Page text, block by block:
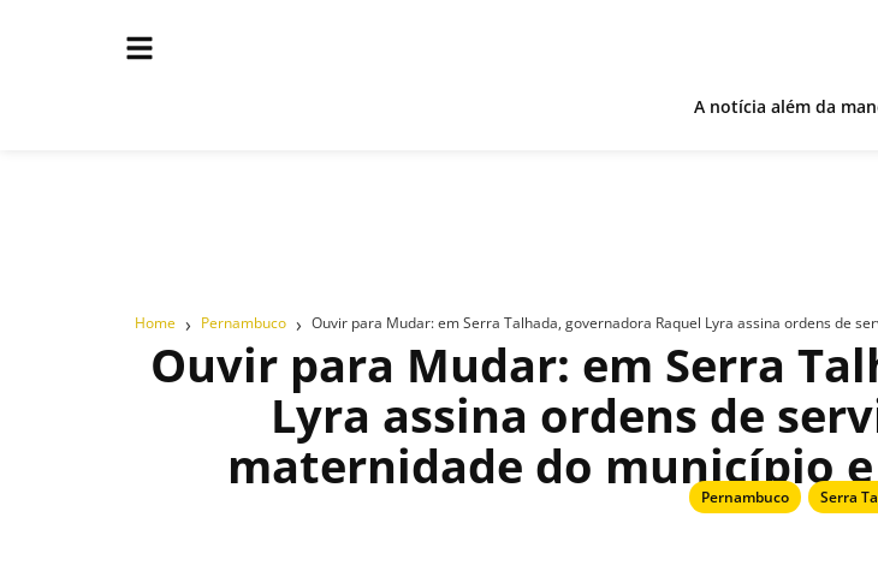
A notícia além da
Home › Pernambuco › Ouvir para Mudar: em Serra Talhada, governadora Raquel Lyra assina ordens de
Ouvir para Mudar: em Serra
Lyra assina ordens de
maternidade do município
Pernambuco , Serra